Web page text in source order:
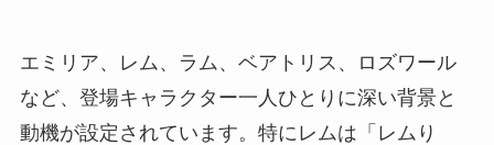
エミリア、レム、ラム、ベアトリス、ロズワール
など、登場キャラクター一人ひとりに深い背景と
動機が設定されています。特にレムは「レムり